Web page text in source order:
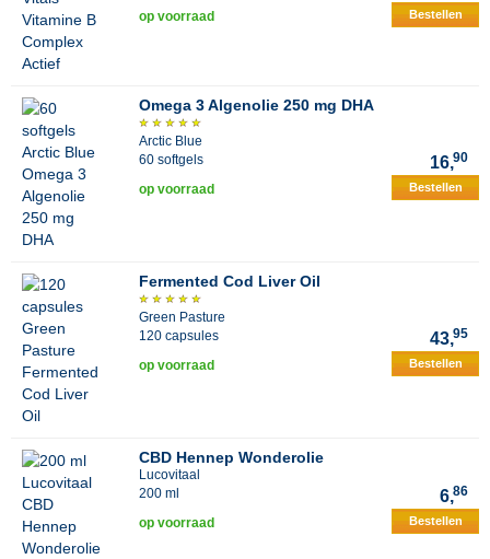
op voorraad Bestellen
Omega 3 Algenolie 250 mg DHA
Arctic Blue
60 softgels
16,90
op voorraad Bestellen
Fermented Cod Liver Oil
Green Pasture
120 capsules
43,95
op voorraad Bestellen
CBD Hennep Wonderolie
Lucovitaal
200 ml
6,86
op voorraad Bestellen